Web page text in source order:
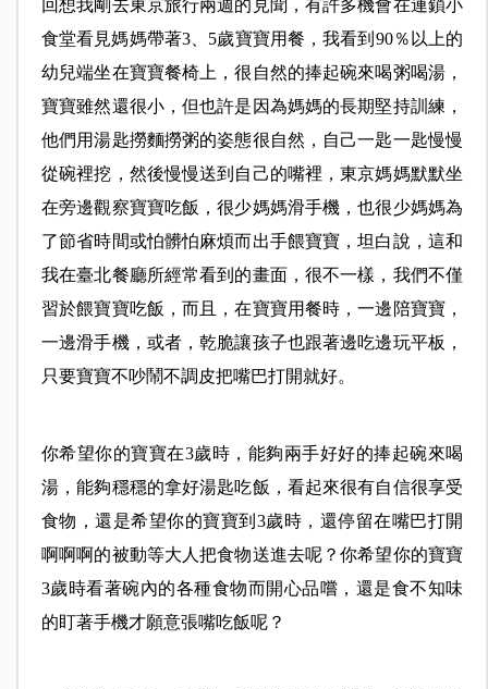
回想我剛去東京旅行兩週的見聞，有許多機會在連鎖小
食堂看見媽媽帶著3、5歲寶寶用餐，我看到90％以上的
幼兒端坐在寶寶餐椅上，很自然的捧起碗來喝粥喝湯，
寶寶雖然還很小，但也許是因為媽媽的長期堅持訓練，
他們用湯匙撈麵撈粥的姿態很自然，自己一匙一匙慢慢
從碗裡挖，然後慢慢送到自己的嘴裡，東京媽媽默默坐
在旁邊觀察寶寶吃飯，很少媽媽滑手機，也很少媽媽為
了節省時間或怕髒怕麻煩而出手餵寶寶，坦白說，這和
我在臺北餐廳所經常看到的畫面，很不一樣，我們不僅
習於餵寶寶吃飯，而且，在寶寶用餐時，一邊陪寶寶，
一邊滑手機，或者，乾脆讓孩子也跟著邊吃邊玩平板，
只要寶寶不吵鬧不調皮把嘴巴打開就好。
你希望你的寶寶在3歲時，能夠兩手好好的捧起碗來喝
湯，能夠穩穩的拿好湯匙吃飯，看起來很有自信很享受
食物，還是希望你的寶寶到3歲時，還停留在嘴巴打開
啊啊啊的被動等大人把食物送進去呢？你希望你的寶寶
3歲時看著碗內的各種食物而開心品嚐，還是食不知味
的盯著手機才願意張嘴吃飯呢？